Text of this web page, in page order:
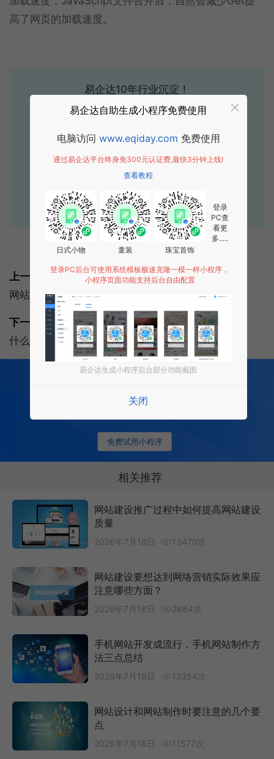
高了网页的加载速度。
易企达10年行业沉淀！
专业小程序、公众号H5 APP等软件开发
立即拨打电话享优惠
400-885-7836
点击获取报价
标签: 运营推广 网站建设
上一篇:
网站图片优化的5个小技巧
下一篇:
什么是私域流量?私域流量给企业带来那些好处？
免费试用小程序
200多项功能全部免费开发
0 成本 0 门槛 一键生成
相关推荐
网站建设推广过程中如何提高网站建设
质量
2026年7月18日 13470次
网站建设要想达到网络营销实际效果应
注意哪些方面？
2026年7月18日 2884次
手机网站开发成流行，手机网站制作方
法三点总结
2026年7月18日 12354次
网站设计和网站制作时要注意的几个要
点
2026年7月18日 11577次
易企达自助生成小程序免费使用
电脑访问 www.eqiday.com 免费使用
通过易企达平台终身免300元认证费,最快3分钟上线!
查看教程
日式小物 童装 珠宝首饰
登录
PC查
看更
多.....
登录PC后台可使用系统模板极速克隆一模一样小程序，
小程序页面功能支持后台自由配置
易企达生成小程序后台部分功能截图
关闭